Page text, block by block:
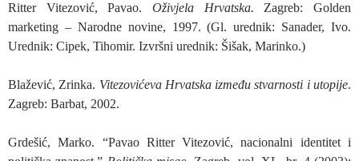
Ritter Vitezović, Pavao. Oživjela Hrvatska. Zagreb: Golden
marketing – Narodne novine, 1997. (Gl. urednik: Sanader, Ivo.
Urednik: Cipek, Tihomir. Izvršni urednik: Šišak, Marinko.)
Blažević, Zrinka. Vitezovićeva Hrvatska između stvarnosti i utopije.
Zagreb: Barbat, 2002.
Grdešić, Marko. “Pavao Ritter Vitezović, nacionalni identitet i